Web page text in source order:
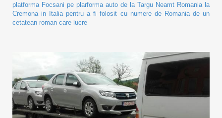
platforma Focsani pe plarforma auto de la Targu Neamt Romania la
Cremona in Italia pentru a fi folosit cu numere de Romania de un
cetatean roman care lucre